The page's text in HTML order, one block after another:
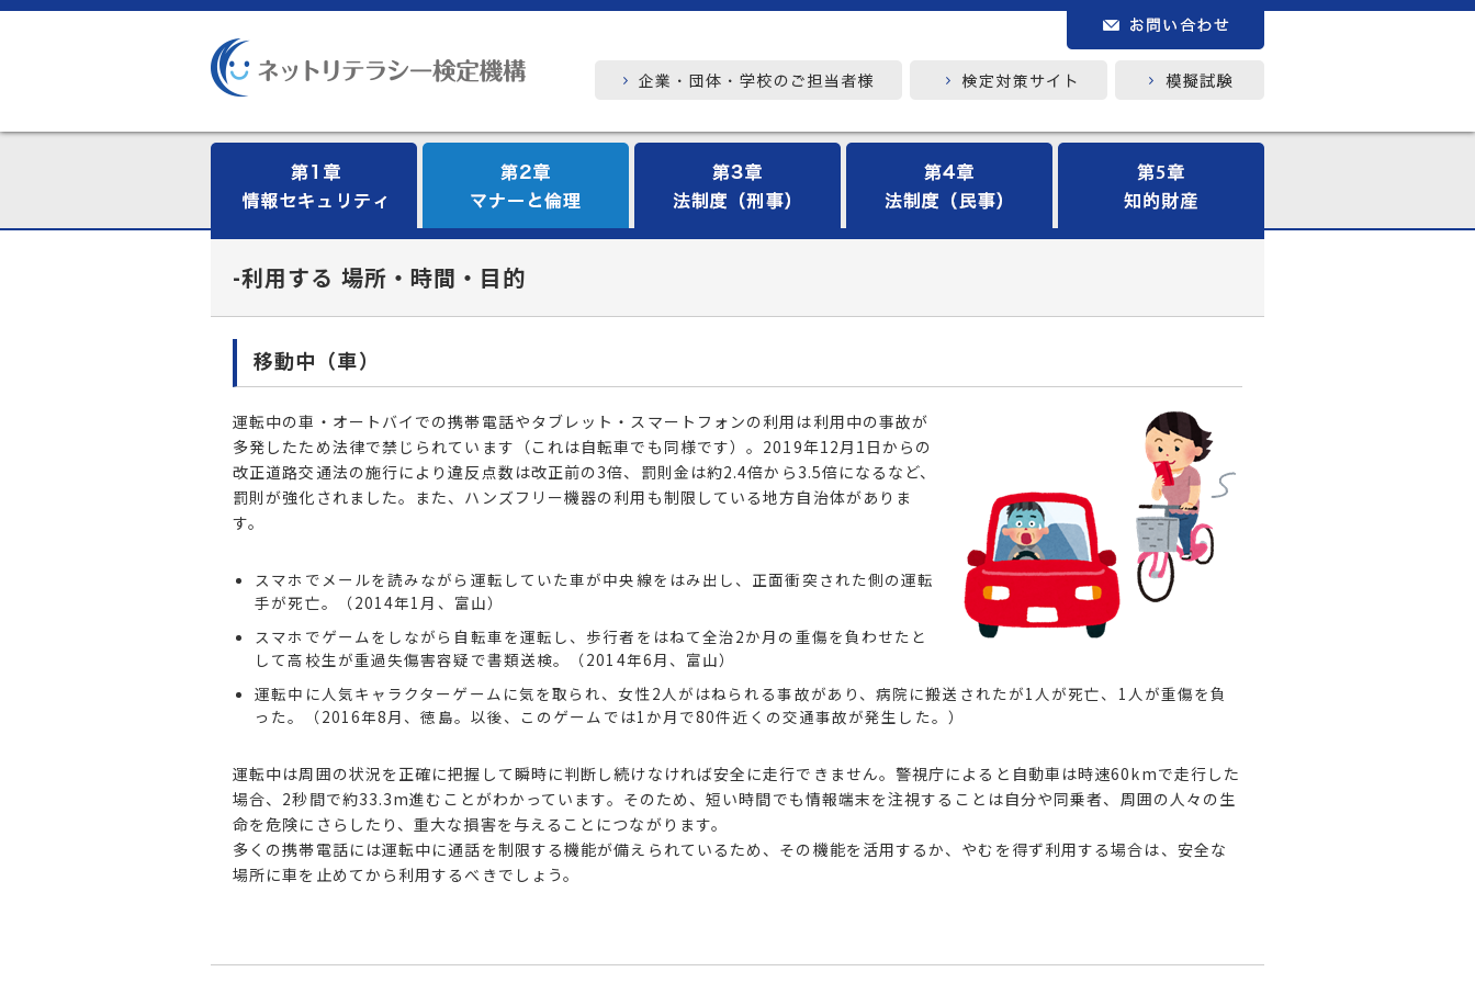
-利用する 場所・時間・目的
移動中（車）
運転中の車・オートバイでの携帯電話やタブレット・スマートフォンの利用は利用中の事故が
多発したため法律で禁じられています（これは自転車でも同様です）。2019年12月1日からの
改正道路交通法の施行により違反点数は改正前の3倍、罰則金は約2.4倍から3.5倍になるなど、
罰則が強化されました。また、ハンズフリー機器の利用も制限している地方自治体がありま
す。
スマホでメールを読みながら運転していた車が中央線をはみ出し、正面衝突された側の運転
手が死亡。（2014年1月、富山）
スマホでゲームをしながら自転車を運転し、歩行者をはねて全治2か月の重傷を負わせたと
して高校生が重過失傷害容疑で書類送検。（2014年6月、富山）
運転中に人気キャラクターゲームに気を取られ、女性2人がはねられる事故があり、病院に搬送されたが1人が死亡、1人が重傷を負
った。（2016年8月、徳島。以後、このゲームでは1か月で80件近くの交通事故が発生した。）
運転中は周囲の状況を正確に把握して瞬時に判断し続けなければ安全に走行できません。警視庁によると自動車は時速60kmで走行した
場合、2秒間で約33.3m進むことがわかっています。そのため、短い時間でも情報端末を注視することは自分や同乗者、周囲の人々の生
命を危険にさらしたり、重大な損害を与えることにつながります。
多くの携帯電話には運転中に通話を制限する機能が備えられているため、その機能を活用するか、やむを得ず利用する場合は、安全な
場所に車を止めてから利用するべきでしょう。